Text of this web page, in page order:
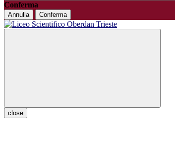
Conferma
Annulla Conferma
close